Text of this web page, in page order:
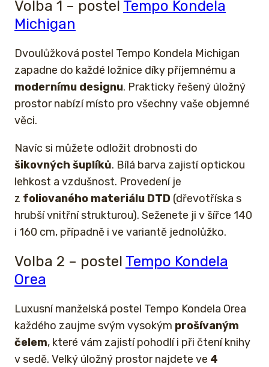
Volba 1 – postel Tempo Kondela
Michigan
Dvoulůžková postel Tempo Kondela Michigan
zapadne do každé ložnice díky příjemnému a
modernímu designu. Prakticky řešený úložný
prostor nabízí místo pro všechny vaše objemné
věci.
Navíc si můžete odložit drobnosti do
šikovných šuplíků. Bílá barva zajistí optickou
lehkost a vzdušnost. Provedení je
z foliovaného materiálu DTD (dřevotříska s
hrubší vnitřní strukturou). Seženete ji v šířce 140
i 160 cm, případně i ve variantě jednolůžko.
Volba 2 – postel Tempo Kondela
Orea
Luxusní manželská postel Tempo Kondela Orea
každého zaujme svým vysokým prošívaným
čelem, které vám zajistí pohodlí i při čtení knihy
v sedě. Velký úložný prostor najdete ve 4